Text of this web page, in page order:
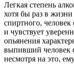
Легкая степень
хотя бы раз в
спиртного,
и чувствует
опьянения
выпивший человек
несмотря на это,